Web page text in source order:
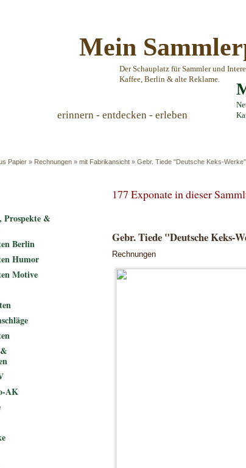
Mein
Der Schauplatz für Sammler und
Kaffee, Berlin & alte Reklame.
erinnern - entdecken - erleben
Papier » Rechnungen » mit Fabrikansicht » Gebr. Tiede "Deutsche Keks-
177 Exponate in dieser
Gebr. Tiede "Deutsche Keks-
Rechnungen
Prospekte &
Berlin
Humor
Motive
AK